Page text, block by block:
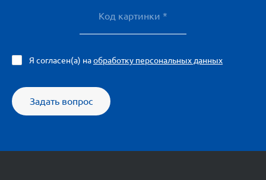
Задать вопрос
Я согласен(а) наобработку персональных данных